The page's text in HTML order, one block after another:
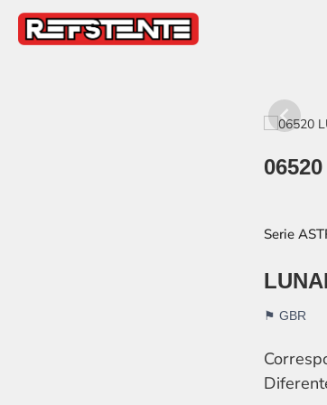
1
of
06520
GBR